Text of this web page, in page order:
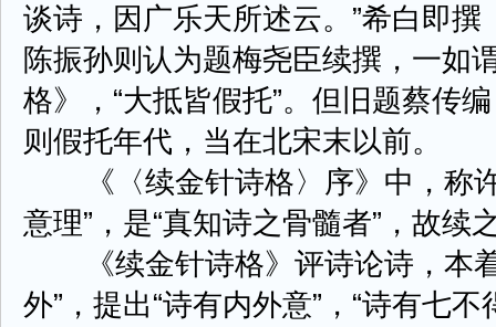
谈诗，因广乐天所述云。”希白即
陈振孙则认为题梅尧臣续撰，一如
格》，“大抵皆假托”。但旧题蔡传
则假托年代，当在北宋末以前。
《〈续金针诗格〉序》中，称许
意理”，是“真知诗之骨髓者”，故续
《续金针诗格》评诗论诗，本着
外”，提出“诗有内外意”，“诗有七